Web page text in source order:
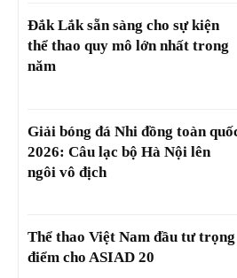
Đắk Lắk sẵn sàng cho sự kiện
thể thao quy mô lớn nhất trong
năm
Giải bóng đá Nhi đồng toàn
2026: Câu lạc bộ Hà Nội lên
ngôi vô địch
Thể thao Việt Nam đầu tư trọng
điểm cho ASIAD 20